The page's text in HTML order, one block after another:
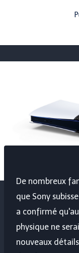
De nombreux
que Sony
a confirmé
physique ne
nouveaux